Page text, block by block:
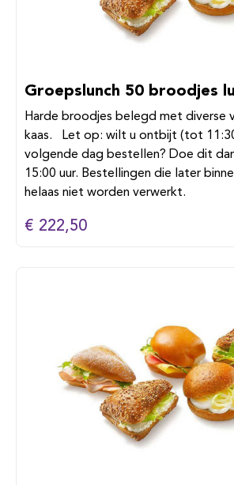
Groepslunch 50 broodjes
Harde broodjes belegd met diverse
kaas. Let op: wilt u ontbijt (tot
volgende dag bestellen? Doe dit
15:00 uur. Bestellingen die later
helaas niet worden verwerkt.
€ 222,50